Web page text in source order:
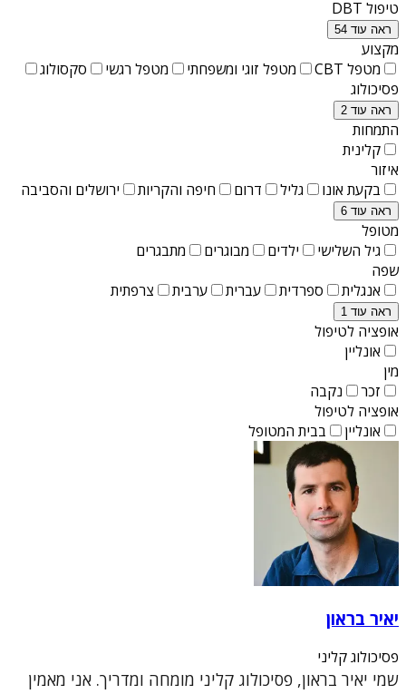
טיפול DBT
ראה עוד 54
מקצוע
מטפל CBT
מטפל זוגי ומשפחתי מטפל רגשי
סקסולוג
פסיכולוג
ראה עוד 2
התמחות
קלינית
איזור
בקעת אונו
גליל דרום חיפה והקריות ירושלים והסביבה
ראה עוד 6
מטופל
גיל השלישי
ילדים מבוגרים
מתבגרים
שפה
אנגלית
ספרדית עברית ערבית צרפתית
ראה עוד 1
אופציה לטיפול
אונליין
מין
זכר
נקבה
אופציה לטיפול
אונליין
בבית המטופל
יאיר בראון
פסיכולוג קליני
שמי יאיר בראון, פסיכולוג קליני מומחה ומדריך. אני מאמין